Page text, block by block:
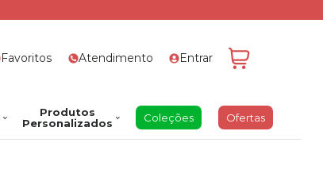
Favoritos Atendimento Entrar
Produtos
Personalizados
Coleções Ofertas